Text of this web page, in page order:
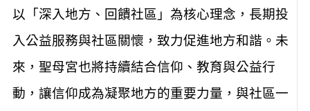
以「深入地方、回饋社區」為核心理念，長期投
入公益服務與社區關懷，致力促進地方和諧。未
來，聖母宮也將持續結合信仰、教育與公益行
動，讓信仰成為凝聚地方的重要力量，與社區一